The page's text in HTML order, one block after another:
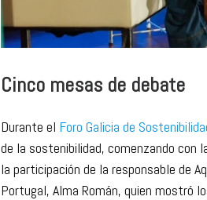
Cinco mesas de debate
Durante el Foro Galicia de
de la sostenibilidad, comenzando con
la participación de la responsable de
Portugal, Alma Román, quien mostró